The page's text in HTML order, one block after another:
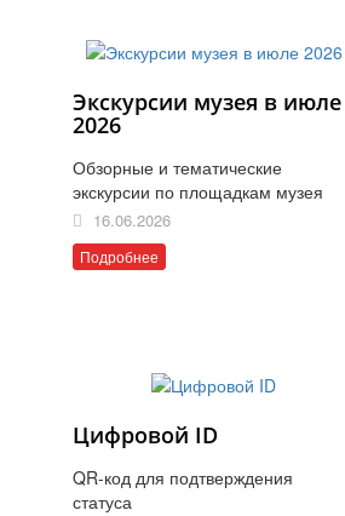
Экскурсии музея в июле
2026
Обзорные и тематические
экскурсии по площадкам музея
16.06.2026
Подробнее
Цифровой ID
QR-код для подтверждения
статуса